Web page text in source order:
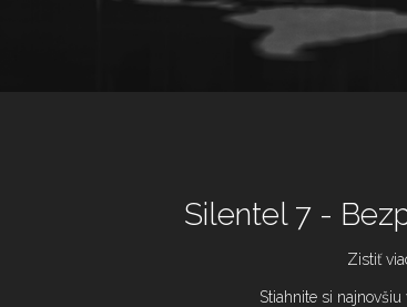
Silentel 7 -
Zistiť
Stiahnite si